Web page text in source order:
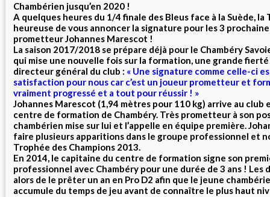
Chambérien jusqu’en 2020 !
A quelques heures du 1/4 finale des Bleus face à la Suède, la
heureuse de vous annoncer la signature pour les 3
prometteur Johannes Marescot !
La saison 2017/2018 se prépare déjà pour le Chambéry
qui mise une nouvelle fois sur la formation, une grande
directeur général du club : « Une signature comme celle-ci
satisfaction pour nous car c’est un joueur prometteur et
vraiment progressé et a tout pour réussir ! »
Johannes Marescot (1,94 mètres pour 110 kg) arrive au
centre de formation de Chambéry. Très prometteur à son
chambérien mise sur lui et l’appelle en équipe première.
faire plusieurs apparitions dans le groupe professionnel et
Trophée des Champions 2013.
En 2014, le capitaine du centre de formation signe son
professionnel avec Chambéry pour une durée de 3 ans !
alors de le prêter un an en Pro D2 afin que le jeune
accumule du temps de jeu avant de connaître le plus haut